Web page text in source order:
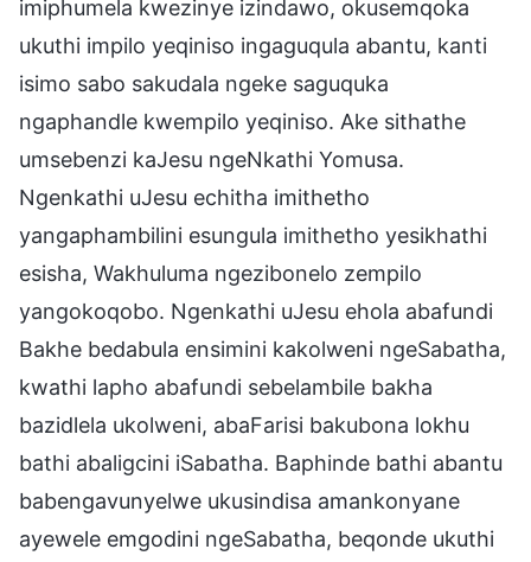
imiphumela kwezinye izindawo, okusemqoka
ukuthi impilo yeqiniso ingaguqula abantu, kanti
isimo sabo sakudala ngeke saguquka
ngaphandle kwempilo yeqiniso. Ake sithathe
umsebenzi kaJesu ngeNkathi Yomusa.
Ngenkathi uJesu echitha imithetho
yangaphambilini esungula imithetho yesikhathi
esisha, Wakhuluma ngezibonelo zempilo
yangokoqobo. Ngenkathi uJesu ehola abafundi
Bakhe bedabula ensimini kakolweni ngeSabatha,
kwathi lapho abafundi sebelambile bakha
bazidlela ukolweni, abaFarisi bakubona lokhu
bathi abaligcini iSabatha. Baphinde bathi abantu
babengavunyelwe ukusindisa amankonyane
ayewele emgodini ngeSabatha, beqonde ukuthi